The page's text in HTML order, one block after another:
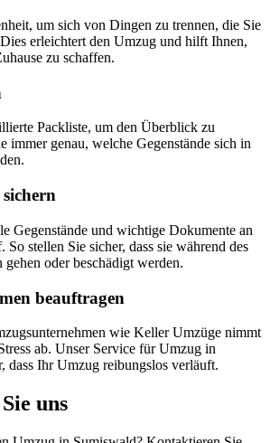
um sich von Dingen zu trennen, die Sie
erleichtert den Umzug und hilft Ihnen,
zu schaffen.
Packliste, um den Überblick zu
immer genau, welche Gegenstände sich in
Gegenstände und wichtige Dokumente an
So stellen Sie sicher, dass sie während des
oder beschädigt werden.
beauftragen
wie Keller Umzüge nimmt
ab. Unser Service für Umzug in
dass Ihr Umzug reibungslos verläuft.
uns